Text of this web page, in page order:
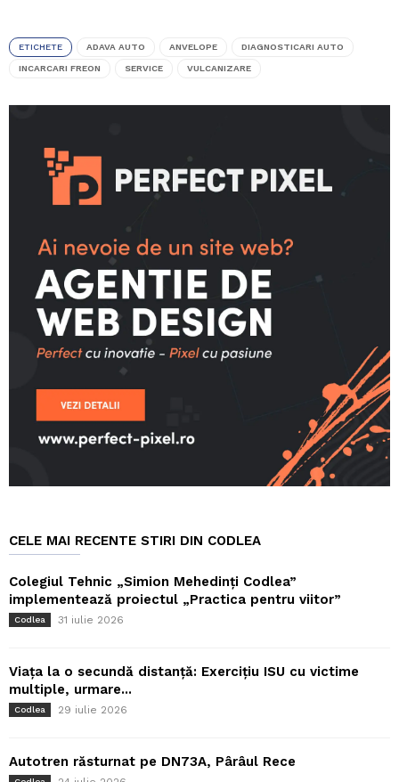
ETICHETE ADAVA AUTO ANVELOPE DIAGNOSTICARI AUTO
INCARCARI FREON SERVICE VULCANIZARE
CELE MAI RECENTE STIRI DIN CODLEA
Colegiul Tehnic „Simion Mehedinți Codlea”
implementează proiectul „Practica pentru viitor”
Codlea 31 iulie 2026
Viața la o secundă distanță: Exercițiu ISU cu victime
multiple, urmare...
Codlea 29 iulie 2026
Autotren răsturnat pe DN73A, Pârâul Rece